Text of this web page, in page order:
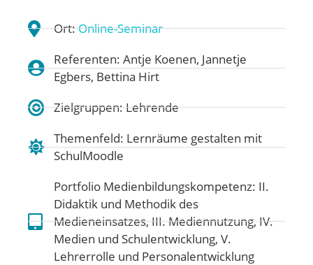
Ort:Online-Seminar
Referenten: Antje Koenen, Jannetje
Egbers, Bettina Hirt
Zielgruppen: Lehrende
Themenfeld: Lernräume gestalten mit
SchulMoodle
Portfolio Medienbildungskompetenz: II.
Didaktik und Methodik des
Medieneinsatzes,III. Mediennutzung,IV.
Medien und Schulentwicklung, V.
Lehrerrolle und Personalentwicklung